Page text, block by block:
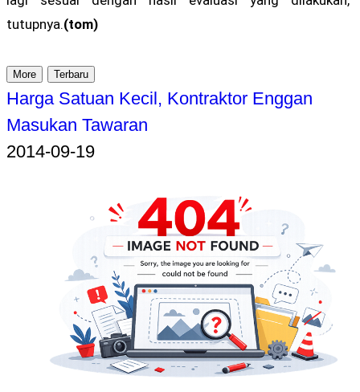
tutupnya.(tom)
More Terbaru
Harga Satuan Kecil, Kontraktor Enggan
Masukan Tawaran
2014-09-19